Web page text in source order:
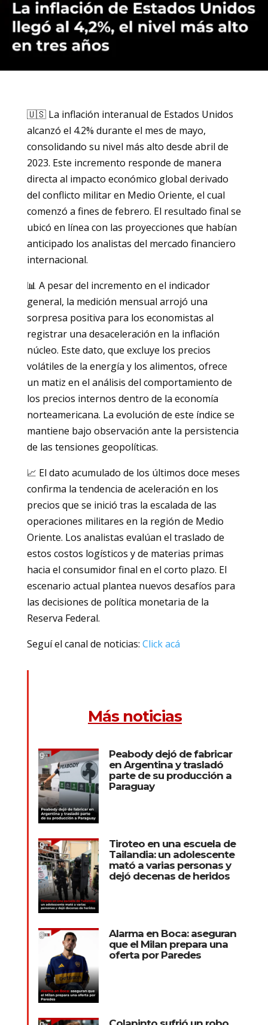
🇺🇸 La inflación interanual de Estados Unidos
alcanzó el 4.2% durante el mes de mayo,
consolidando su nivel más alto desde abril de
2023. Este incremento responde de manera
directa al impacto económico global derivado
del conflicto militar en Medio Oriente, el cual
comenzó a fines de febrero. El resultado final se
ubicó en línea con las proyecciones que habían
anticipado los analistas del mercado financiero
internacional.
📊 A pesar del incremento en el indicador
general, la medición mensual arrojó una
sorpresa positiva para los economistas al
registrar una desaceleración en la inflación
núcleo. Este dato, que excluye los precios
volátiles de la energía y los alimentos, ofrece
un matiz en el análisis del comportamiento de
los precios internos dentro de la economía
norteamericana. La evolución de este índice se
mantiene bajo observación ante la persistencia
de las tensiones geopolíticas.
📈 El dato acumulado de los últimos doce meses
confirma la tendencia de aceleración en los
precios que se inició tras la escalada de las
operaciones militares en la región de Medio
Oriente. Los analistas evalúan el traslado de
estos costos logísticos y de materias primas
hacia el consumidor final en el corto plazo. El
escenario actual plantea nuevos desafíos para
las decisiones de política monetaria de la
Reserva Federal.
Seguí el canal de noticias: Click acá
Más noticias
Peabody dejó de fabricar
en Argentina y trasladó
parte de su producción a
Paraguay
Tiroteo en una escuela de
Tailandia: un adolescente
mató a varias personas y
dejó decenas de heridos
Alarma en Boca: aseguran
que el Milan prepara una
oferta por Paredes